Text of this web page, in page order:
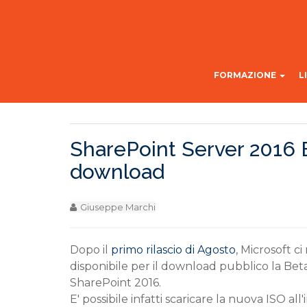
FORMAZIONE
SharePoint Server
download
Giuseppe Marchi
Dopo il primo rilascio di Agosto, Microsoft
disponibile per il download pubblico la
SharePoint 2016.
E' possibile infatti scaricare la nuova ISO